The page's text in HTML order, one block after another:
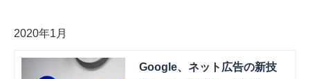
2020年1月
Google、ネット広告の新技